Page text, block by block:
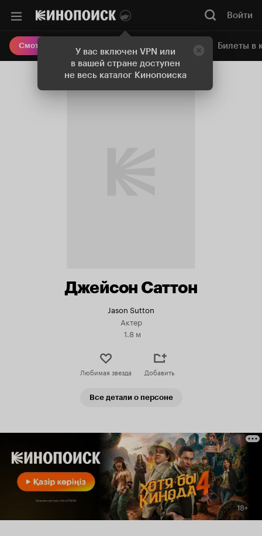
У вас включен VPN или
в вашей стране доступен
не весь каталог Кинопоиска
Войти
Смотреть кино Онлайн-кинотеатр Билеты в
Джейсон Саттон
Jason Sutton
Актер
1.8 м
Любимая звезда Добавить
Все детали о персоне